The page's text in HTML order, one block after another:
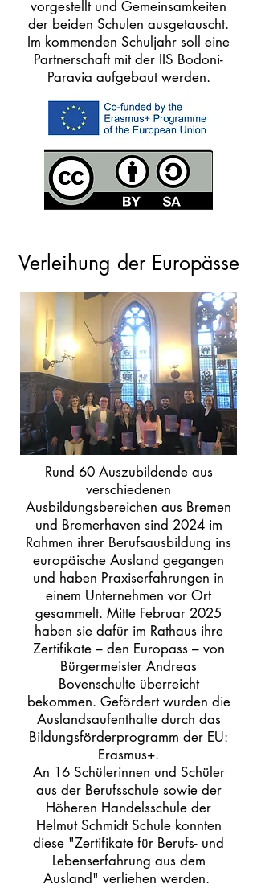
vorgestellt und Gemeinsamkeiten
der beiden Schulen ausgetauscht.
Im kommenden Schuljahr soll eine
Partnerschaft mit der IIS Bodoni-
Paravia aufgebaut werden.
Verleihung der Europässe
Rund 60 Auszubildende aus
verschiedenen
Ausbildungsbereichen aus Bremen
und Bremerhaven sind 2024 im
Rahmen ihrer Berufsausbildung ins
europäische Ausland gegangen
und haben Praxiserfahrungen in
einem Unternehmen vor Ort
gesammelt. Mitte Februar 2025
haben sie dafür im Rathaus ihre
Zertifikate – den Europass – von
Bürgermeister Andreas
Bovenschulte überreicht
bekommen. Gefördert wurden die
Auslandsaufenthalte durch das
Bildungsförderprogramm der EU:
Erasmus+.
An 16 Schülerinnen und Schüler
aus der Berufsschule sowie der
Höheren Handelsschule der
Helmut Schmidt Schule konnten
diese "Zertifikate für Berufs- und
Lebenserfahrung aus dem
Ausland" verliehen werden.